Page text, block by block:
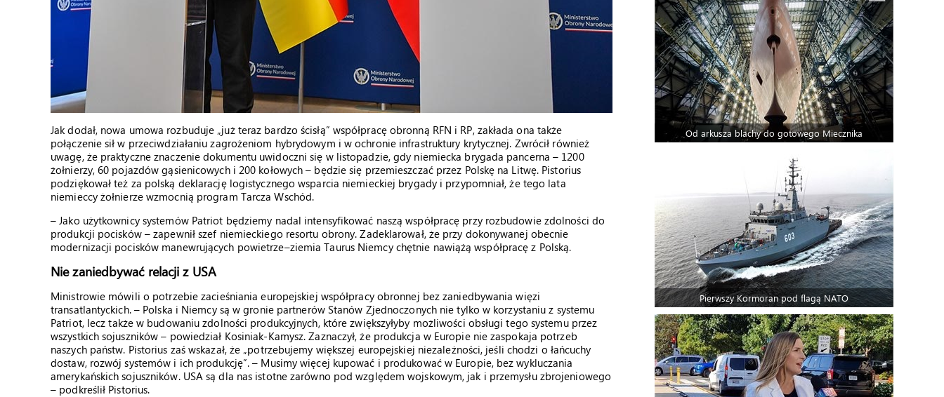
Jak dodał, nowa umowa rozbuduje „już teraz bardzo ścisłą” współpracę obronną RFN i RP, zakłada ona także
połączenie sił w przeciwdziałaniu zagrożeniom hybrydowym i w ochronie infrastruktury krytycznej. Zwrócił również
uwagę, że praktyczne znaczenie dokumentu uwidoczni się w listopadzie, gdy niemiecka brygada pancerna – 1200
żołnierzy, 60 pojazdów gąsienicowych i 200 kołowych – będzie się przemieszczać przez Polskę na Litwę. Pistorius
podziękował też za polską deklarację logistycznego wsparcia niemieckiej brygady i przypomniał, że tego lata
niemieccy żołnierze wzmocnią program Tarcza Wschód.
– Jako użytkownicy systemów Patriot będziemy nadal intensyfikować naszą współpracę przy rozbudowie zdolności do
produkcji pocisków – zapewnił szef niemieckiego resortu obrony. Zadeklarował, że przy dokonywanej obecnie
modernizacji pocisków manewrujących powietrze–ziemia Taurus Niemcy chętnie nawiążą współpracę z Polską.
Nie zaniedbywać relacji z USA
Ministrowie mówili o potrzebie zacieśniania europejskiej współpracy obronnej bez zaniedbywania więzi
transatlantyckich. – Polska i Niemcy są w gronie partnerów Stanów Zjednoczonych nie tylko w korzystaniu z systemu
Patriot, lecz także w budowaniu zdolności produkcyjnych, które zwiększyłyby możliwości obsługi tego systemu przez
wszystkich sojuszników – powiedział Kosiniak-Kamysz. Zaznaczył, że produkcja w Europie nie zaspokaja potrzeb
naszych państw. Pistorius zaś wskazał, że „potrzebujemy większej europejskiej niezależności, jeśli chodzi o łańcuchy
dostaw, rozwój systemów i ich produkcję”. – Musimy więcej kupować i produkować w Europie, bez wykluczania
amerykańskich sojuszników. USA są dla nas istotne zarówno pod względem wojskowym, jak i przemysłu zbrojeniowego
– podkreślił Pistorius.
Od arkusza blachy do gotowego Miecznika
Pierwszy Kormoran pod flagą NATO